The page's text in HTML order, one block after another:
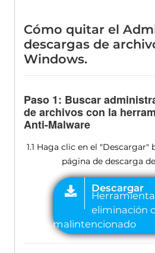
Cómo quitar el
descargas de
Windows.
Paso 1: Buscar
de archivos con la
Anti-Malware
1.1 Haga clic en el "Descargar"
página de descarga